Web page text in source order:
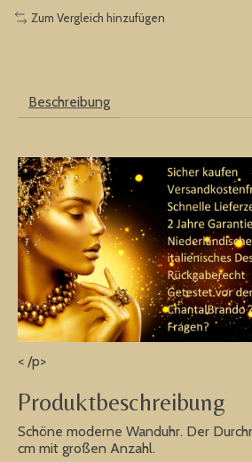
Zum Vergleich hinzufügen
Beschreibung
< /p>
Produktbeschreibung
Schöne moderne Wanduhr. Der
cm mit großen Anzahl.